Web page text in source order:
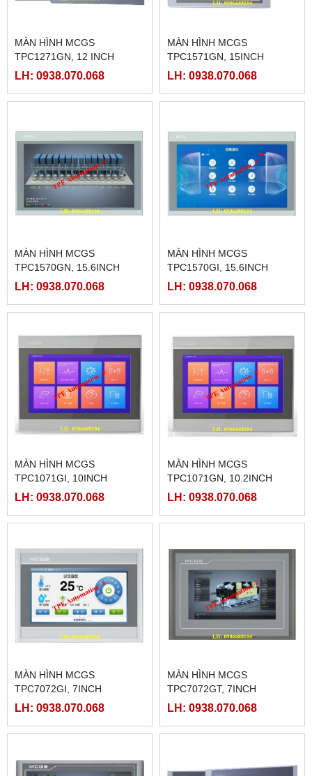
MÀN HÌNH MCGS
TPC1271GN, 12 INCH
LH: 0938.070.068
MÀN HÌNH MCGS
TPC1571GN, 15INCH
LH: 0938.070.068
MÀN HÌNH MCGS
TPC1570GN, 15.6INCH
LH: 0938.070.068
MÀN HÌNH MCGS
TPC1570GI, 15.6INCH
LH: 0938.070.068
MÀN HÌNH MCGS
TPC1071GI, 10INCH
LH: 0938.070.068
MÀN HÌNH MCGS
TPC1071GN, 10.2INCH
LH: 0938.070.068
MÀN HÌNH MCGS
TPC7072GI, 7INCH
LH: 0938.070.068
MÀN HÌNH MCGS
TPC7072GT, 7INCH
LH: 0938.070.068